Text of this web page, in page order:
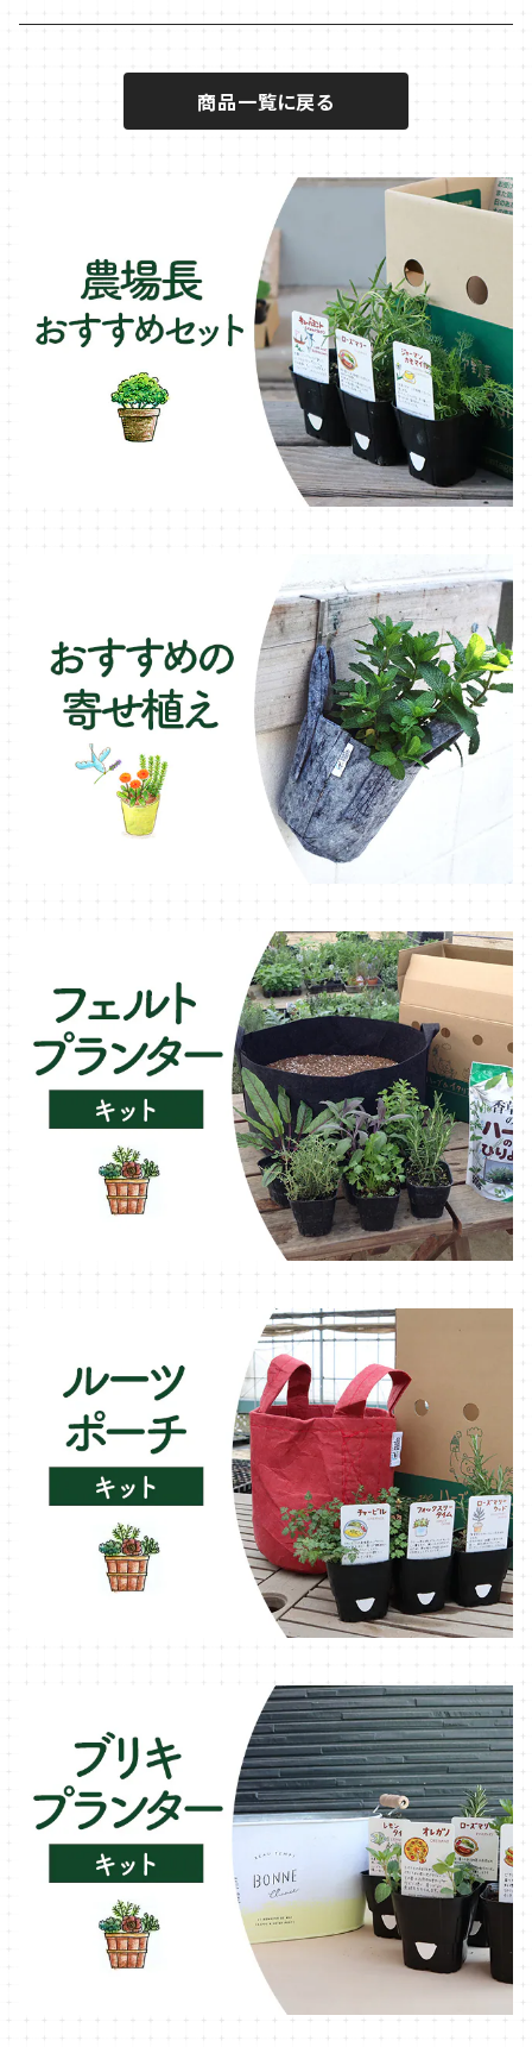
キュウリのコンパニオン
イチゴをおいしく育てたい
タイム・ハーブ苗
マロウ・ハーブ苗
ヒソップ・ハーブ苗
オレガノ・ハーブ苗
ラベンダー・ハーブ苗
ローズマリー・ハーブ苗
ガーデンベジタ・イタリア野菜
樹脂製 / プラ製プランター
ファイバー製プランター
ブリキ製プランター
オーニング
シェード
テーブル・チェア・ベンチ
商品一覧に戻る